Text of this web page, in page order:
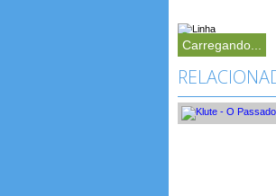
Carregando...